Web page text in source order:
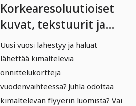
Korkearesoluutioiset
kuvat, tekstuurit ja
päällysteet: kipinät,
säkenet, valoefektit 1
Uusi vuosi lähestyy ja haluat
lähettää kimaltelevia
onnittelukortteja
vuodenvaihteessa? Juhla odottaa
kimaltelevan flyyerin luomista? Vai